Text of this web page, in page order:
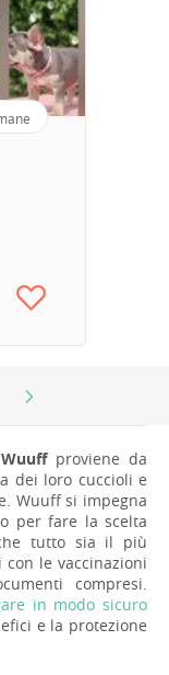
proviene da
dei loro cuccioli e
Wuuff si impegna
per fare la scelta
tutto sia il più
le vaccinazioni
compresi.
in modo sicuro
e la protezione